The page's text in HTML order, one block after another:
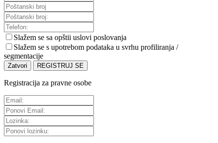
Slažem se sa opštii uslovi poslovanja
Slažem se s upotrebom podataka u svrhu profiliranja /
segmentacije
Zatvori REGISTRUJ SE
Registracija za pravne osobe